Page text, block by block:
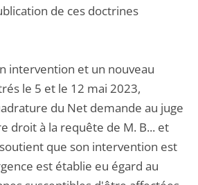
de ces doctrines
intervention et un nouveau
le 5 et le 12 mai 2023,
du Net demande au juge
droit à la requête de M. B... et
soutient que son intervention est
est établie eu égard au